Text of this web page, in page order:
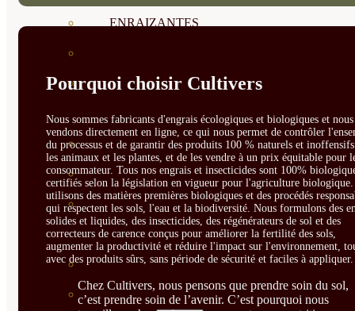
ENRAIZANTES
REGENERADORES DEL
SUELO
ÁCIDOS HÚMICOS
MATERIAS PRIMAS
PROTECCIÓN CULTIVOS Y
PLANTAS
PLANTAS INTERIOR
GROWPUNCH
Pourquoi choisir Cultivers
Nous sommes fabricants d'engrais écologiques et biologiques et nous
vendons directement en ligne, ce qui nous permet de contrôler
du processus et de garantir des produits 100 % naturels et
les animaux et les plantes, et de les vendre à un prix équitable pour
consommateur. Tous nos engrais et insecticides sont 100%
certifiés selon la législation en vigueur pour l'agriculture biologique.
utilisons des matières premières biologiques et des procédés
qui respectent les sols, l'eau et la biodiversité. Nous formulons des
solides et liquides, des insecticides, des régénérateurs de sol et des
correcteurs de carence conçus pour améliorer la fertilité des sols,
augmenter la productivité et réduire l'impact sur l'environnement,
avec des produits sûrs, sans période de sécurité et faciles à appliquer.
Chez Cultivers, nous pensons que prendre soin du sol,
c’est prendre soin de l’avenir. C’est pourquoi nous